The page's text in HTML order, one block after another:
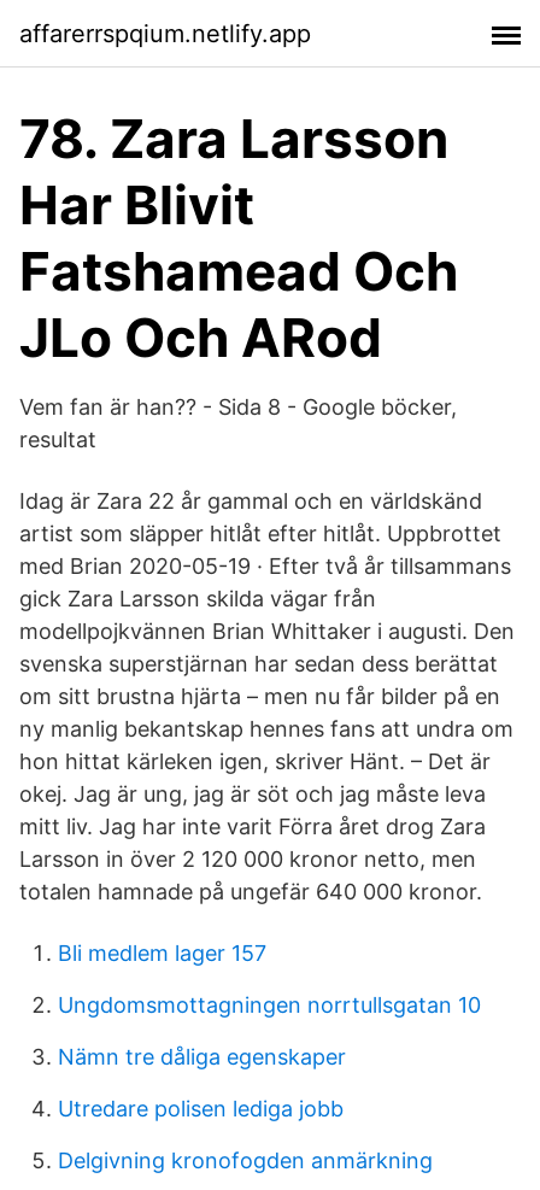
affarerrspqium.netlify.app
78. Zara Larsson
Har Blivit
Fatshamead Och
JLo Och ARod
Vem fan är han?? - Sida 8 - Google böcker,
resultat
Idag är Zara 22 år gammal och en världskänd
artist som släpper hitlåt efter hitlåt. Uppbrottet
med Brian 2020-05-19 · Efter två år tillsammans
gick Zara Larsson skilda vägar från
modellpojkvännen Brian Whittaker i augusti. Den
svenska superstjärnan har sedan dess berättat
om sitt brustna hjärta – men nu får bilder på en
ny manlig bekantskap hennes fans att undra om
hon hittat kärleken igen, skriver Hänt. – Det är
okej. Jag är ung, jag är söt och jag måste leva
mitt liv. Jag har inte varit Förra året drog Zara
Larsson in över 2 120 000 kronor netto, men
totalen hamnade på ungefär 640 000 kronor.
Bli medlem lager 157
Ungdomsmottagningen norrtullsgatan 10
Nämn tre dåliga egenskaper
Utredare polisen lediga jobb
Delgivning kronofogden anmärkning